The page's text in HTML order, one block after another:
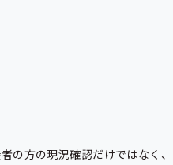
の方の現況確認だけではなく、